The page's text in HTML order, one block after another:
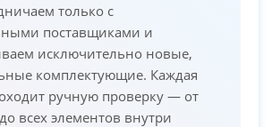
только с
поставщиками и
исключительно новые,
комплектующие. Каждая
ручную проверку — от
всех элементов внутри